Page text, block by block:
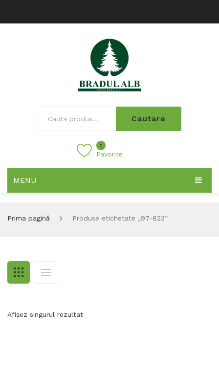
Cautare
0
Favorite
MENU
Prima pagină Produse etichetate „97-823”
Afișez singurul rezultat